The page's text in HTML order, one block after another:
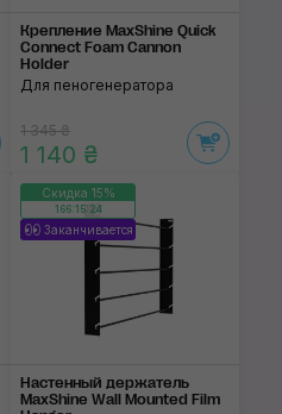
Крепление MaxShine Quick
Connect Foam Cannon
Holder
Для пеногенератора
1 345 ₴
1 140 ₴
Скидка 15%
166:15:24
Заканчивается
Настенный держатель
MaxShine Wall Mounted Film